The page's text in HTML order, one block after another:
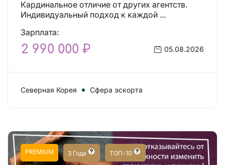
Кардинальное отличие от других агентств.
Индивидуальный подход к каждой ...
Зарплата:
2 990 000 ₽ 05.08.2026
Северная Корея Сфера эскорта
PREMIUM 3 Года ТОП-10